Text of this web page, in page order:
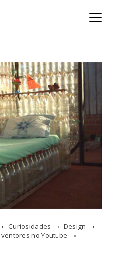
Curiosidades
Design
no Youtube